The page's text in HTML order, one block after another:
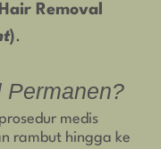
Removal
).
Permanen?
medis
rambut hingga ke